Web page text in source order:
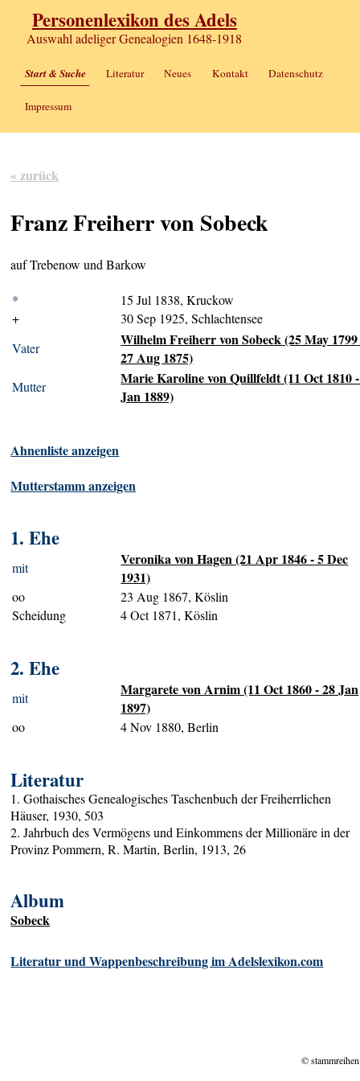
Personenlexikon des Adels
Auswahl adeliger Genealogien 1648-1918
Start & Suche Literatur Neues Kontakt Datenschutz
Impressum
« zurück
Franz Freiherr von Sobeck
auf Trebenow und Barkow
*
15 Jul 1838, Kruckow
+
30 Sep 1925, Schlachtensee
Vater
Wilhelm Freiherr von Sobeck (25 May
27 Aug 1875)
Mutter
Marie Karoline von Quillfeldt (11 Oct 1810
Jan 1889)
Ahnenliste anzeigen
Mutterstamm anzeigen
1. Ehe
mit
Veronika von Hagen (21 Apr 1846 - 5 Dec
1931)
oo
23 Aug 1867, Köslin
Scheidung
4 Oct 1871, Köslin
2. Ehe
mit
Margarete von Arnim (11 Oct 1860 - 28 Jan
1897)
oo 4 Nov 1880, Berlin
Literatur
1. Gothaisches Genealogisches Taschenbuch der Freiherrlichen
Häuser, 1930, 503
2. Jahrbuch des Vermögens und Einkommens der Millionäre in der
Provinz Pommern, R. Martin, Berlin, 1913, 26
Album
Sobeck
Literatur und Wappenbeschreibung im Adelslexikon.com
©